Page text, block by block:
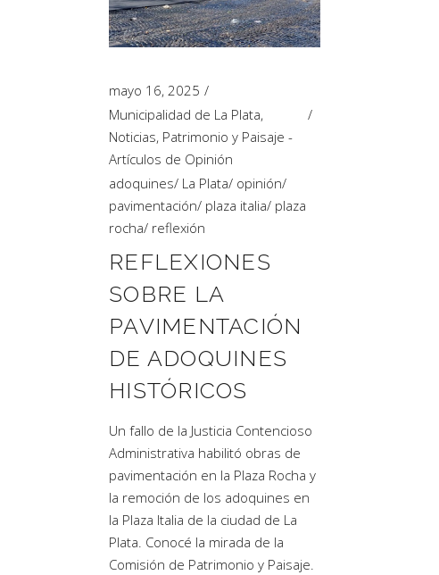
Artículos de Opinión
Actividades
mayo 16, 2025
Municipalidad de La Plata,
Noticias, Patrimonio y Paisaje -
Artículos de Opinión
adoquines/ La Plata/ opinión/
pavimentación/ plaza italia/ plaza
rocha/ reflexión
REFLEXIONES
SOBRE LA
PAVIMENTACIÓN
DE ADOQUINES
HISTÓRICOS
Un fallo de la Justicia Contencioso
Administrativa habilitó obras de
pavimentación en la Plaza Rocha y
la remoción de los adoquines en
la Plaza Italia de la ciudad de La
Plata. Conocé la mirada de la
Comisión de Patrimonio y Paisaje.